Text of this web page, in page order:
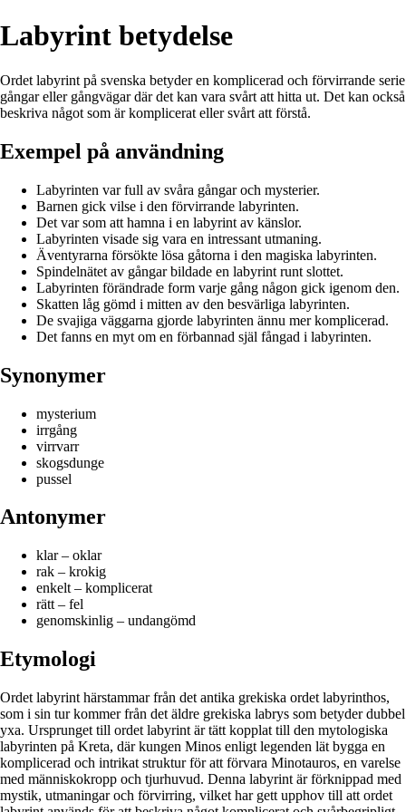
Labyrint betydelse
Ordet labyrint på svenska betyder en komplicerad och förvirrande serie
gångar eller gångvägar där det kan vara svårt att hitta ut. Det kan också
beskriva något som är komplicerat eller svårt att förstå.
Exempel på användning
Labyrinten var full av svåra gångar och mysterier.
Barnen gick vilse i den förvirrande labyrinten.
Det var som att hamna i en labyrint av känslor.
Labyrinten visade sig vara en intressant utmaning.
Äventyrarna försökte lösa gåtorna i den magiska labyrinten.
Spindelnätet av gångar bildade en labyrint runt slottet.
Labyrinten förändrade form varje gång någon gick igenom den.
Skatten låg gömd i mitten av den besvärliga labyrinten.
De svajiga väggarna gjorde labyrinten ännu mer komplicerad.
Det fanns en myt om en förbannad själ fångad i labyrinten.
Synonymer
mysterium
irrgång
virrvarr
skogsdunge
pussel
Antonymer
klar – oklar
rak – krokig
enkelt – komplicerat
rätt – fel
genomskinlig – undangömd
Etymologi
Ordet labyrint härstammar från det antika grekiska ordet labyrinthos,
som i sin tur kommer från det äldre grekiska labrys som betyder dubbel
yxa. Ursprunget till ordet labyrint är tätt kopplat till den mytologiska
labyrinten på Kreta, där kungen Minos enligt legenden lät bygga en
komplicerad och intrikat struktur för att förvara Minotauros, en varelse
med människokropp och tjurhuvud. Denna labyrint är förknippad med
mystik, utmaningar och förvirring, vilket har gett upphov till att ordet